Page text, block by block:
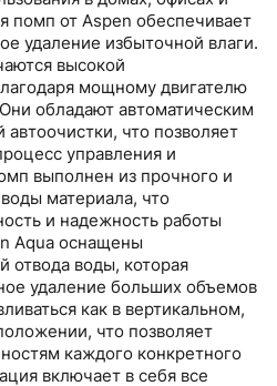
помп от Aspen обеспечивает
удаление избыточной влаги.
высокой
мощному двигателю
обладают автоматическим
что позволяет
управления и
выполнен из прочного и
материала, что
и надежность работы
Aqua оснащены
отвода воды, которая
удаление больших объемов
как в вертикальном,
что позволяет
каждого конкретного
включает в себя все